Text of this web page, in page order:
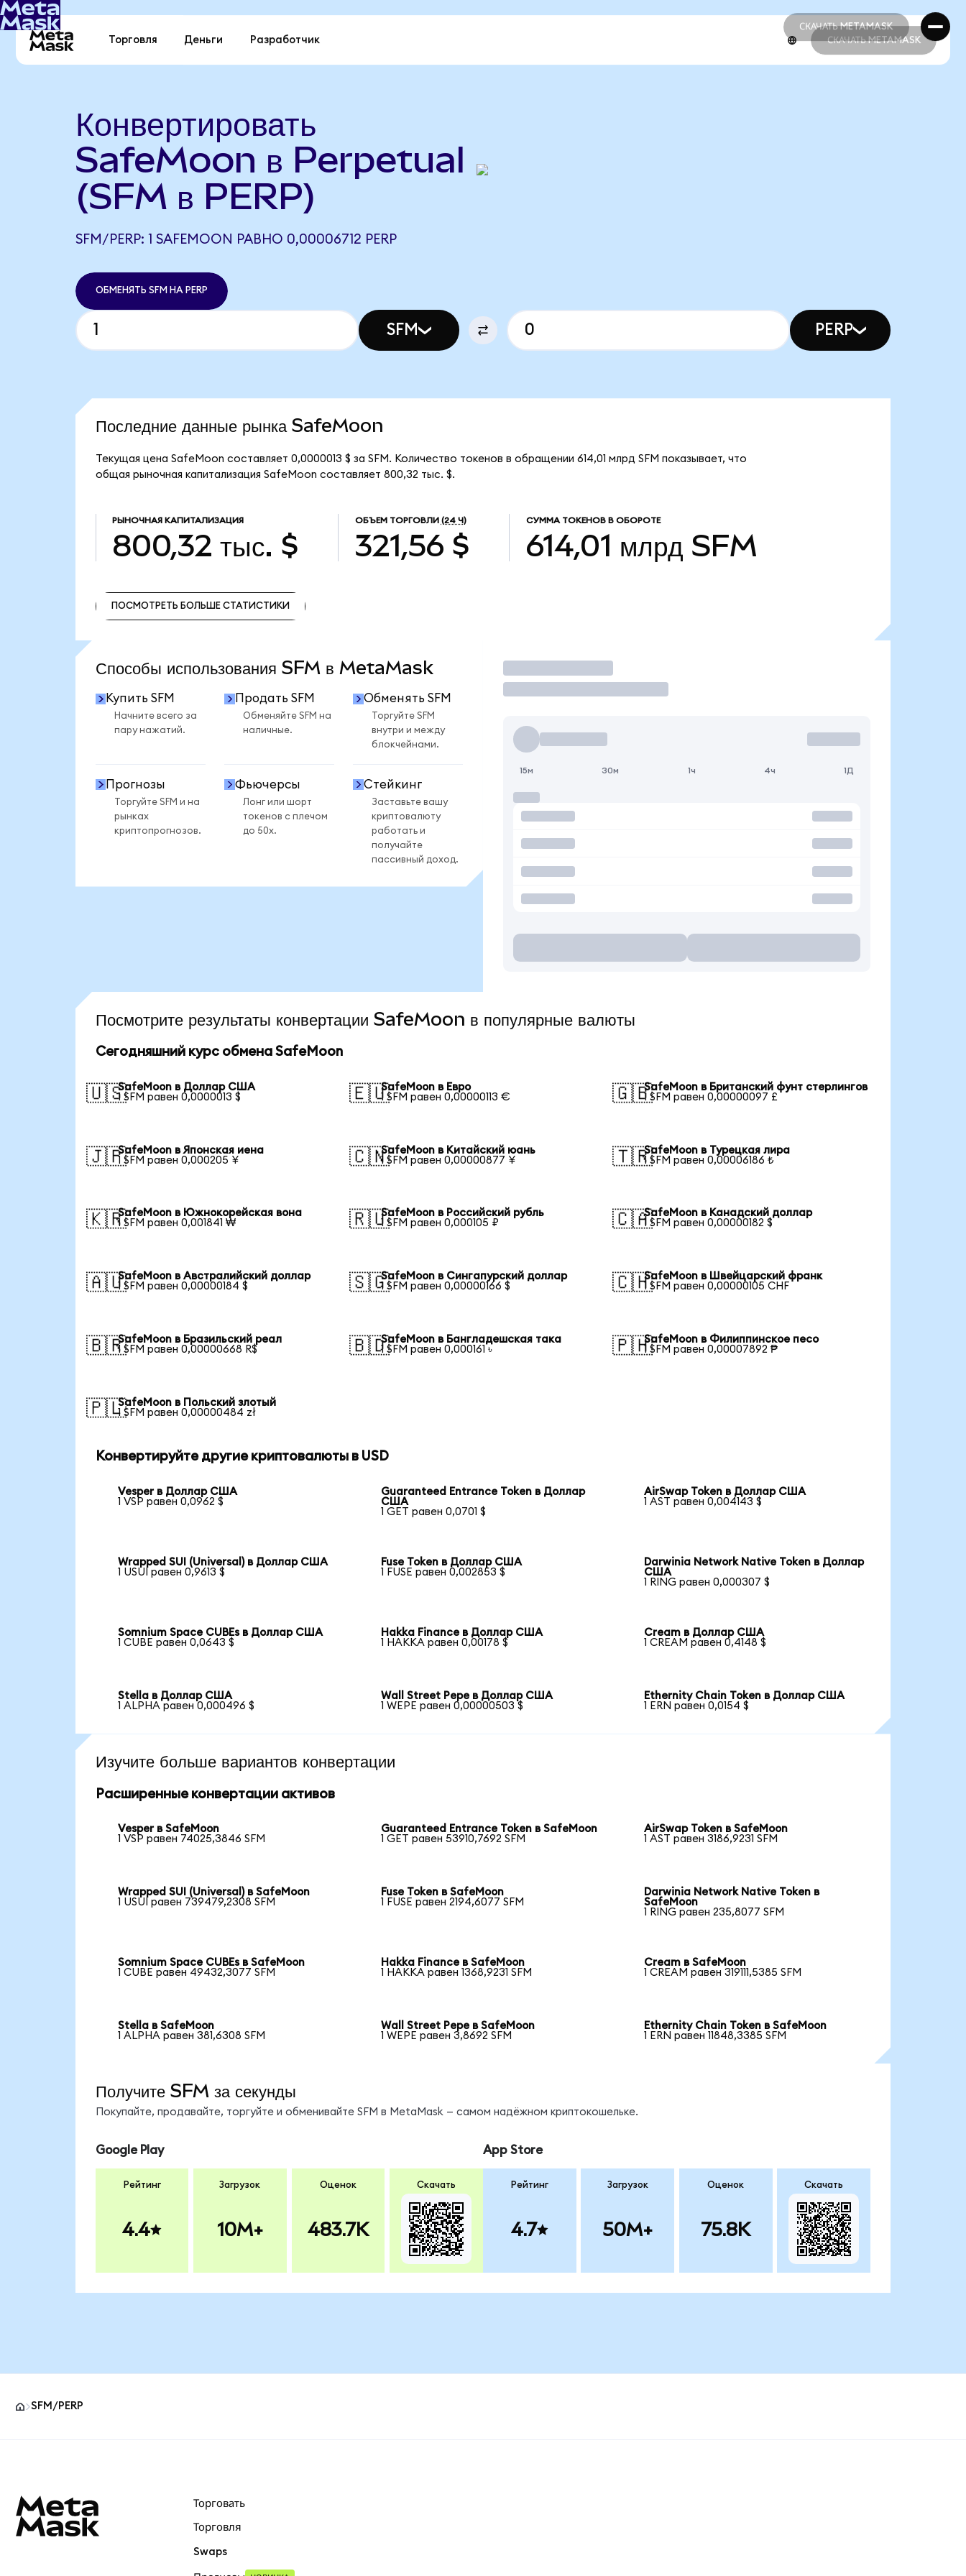
СКАЧАТЬ METAMASK
СКАЧАТЬ METAMASK
Торговля Деньги Разработчик СКАЧАТЬ METAMASK
Конвертировать
SafeMoon в Perpetual
(SFM в PERP)
SFM/PERP: 1 SAFEMOON РАВНО 0,00006712 PERP
ОБМЕНЯТЬ SFM НА PERP
SFM PERP
Последние данные рынка SafeMoon
Текущая цена SafeMoon составляет 0,0000013 $ за SFM. Количество токенов в обращении 614,01 млрд SFM показывает, что
общая рыночная капитализация SafeMoon составляет 800,32 тыс. $.
РЫНОЧНАЯ КАПИТАЛИЗАЦИЯ
800,32 тыс. $
ОБЪЕМ ТОРГОВЛИ (24 Ч)
321,56 $
СУММА ТОКЕНОВ В ОБОРОТЕ
614,01 млрд SFM
ПОСМОТРЕТЬ БОЛЬШЕ СТАТИСТИКИ
Способы использования SFM в MetaMask
Купить SFM
Начните всего за
пару нажатий.
Продать SFM
Обменяйте SFM на
наличные.
Обменять SFM
Торгуйте SFM
внутри и между
блокчейнами.
Прогнозы
Торгуйте SFM и на
рынках
криптопрогнозов.
Фьючерсы
Лонг или шорт
токенов с плечом
до 50x.
Стейкинг
Заставьте вашу
криптовалюту
работать и
получайте
пассивный доход.
Торговать
15м 30м 1ч 4ч 1Д
Посмотрите результаты конвертации SafeMoon в популярные валюты
Сегодняшний курс обмена SafeMoon
🇺🇸SafeMoon в Доллар США
1 SFM равен 0,0000013 $
🇪🇺SafeMoon в Евро
1 SFM равен 0,00000113 €
🇬🇧SafeMoon в Британский фунт стерлингов
1 SFM равен 0,00000097 £
🇯🇵SafeMoon в Японская иена
1 SFM равен 0,000205 ¥
🇨🇳SafeMoon в Китайский юань
1 SFM равен 0,00000877 ¥
🇹🇷SafeMoon в Турецкая лира
1 SFM равен 0,00006186 ₺
🇰🇷SafeMoon в Южнокорейская вона
1 SFM равен 0,001841 ₩
🇷🇺SafeMoon в Российский рубль
1 SFM равен 0,000105 ₽
🇨🇦SafeMoon в Канадский доллар
1 SFM равен 0,00000182 $
🇦🇺SafeMoon в Австралийский доллар
1 SFM равен 0,00000184 $
🇸🇬SafeMoon в Сингапурский доллар
1 SFM равен 0,00000166 $
🇨🇭SafeMoon в Швейцарский франк
1 SFM равен 0,00000105 CHF
🇧🇷SafeMoon в Бразильский реал
1 SFM равен 0,00000668 R$
🇧🇩SafeMoon в Бангладешская така
1 SFM равен 0,000161 ৳
🇵🇭SafeMoon в Филиппинское песо
1 SFM равен 0,00007892 ₱
🇵🇱SafeMoon в Польский злотый
1 SFM равен 0,00000484 zł
Конвертируйте другие криптовалюты в USD
Vesper в Доллар США
1 VSP равен 0,0962 $
Guaranteed Entrance Token в Доллар
США
1 GET равен 0,0701 $
AirSwap Token в Доллар США
1 AST равен 0,004143 $
Wrapped SUI (Universal) в Доллар США
1 USUI равен 0,9613 $
Fuse Token в Доллар США
1 FUSE равен 0,002853 $
Darwinia Network Native Token в Доллар
США
1 RING равен 0,000307 $
Somnium Space CUBEs в Доллар США
1 CUBE равен 0,0643 $
Hakka Finance в Доллар США
1 HAKKA равен 0,00178 $
Cream в Доллар США
1 CREAM равен 0,4148 $
Stella в Доллар США
1 ALPHA равен 0,000496 $
Wall Street Pepe в Доллар США
1 WEPE равен 0,00000503 $
Ethernity Chain Token в Доллар США
1 ERN равен 0,0154 $
Изучите больше вариантов конвертации
Расширенные конвертации активов
Vesper в SafeMoon
1 VSP равен 74025,3846 SFM
Guaranteed Entrance Token в SafeMoon
1 GET равен 53910,7692 SFM
AirSwap Token в SafeMoon
1 AST равен 3186,9231 SFM
Wrapped SUI (Universal) в SafeMoon
1 USUI равен 739479,2308 SFM
Fuse Token в SafeMoon
1 FUSE равен 2194,6077 SFM
Darwinia Network Native Token в
SafeMoon
1 RING равен 235,8077 SFM
Somnium Space CUBEs в SafeMoon
1 CUBE равен 49432,3077 SFM
Hakka Finance в SafeMoon
1 HAKKA равен 1368,9231 SFM
Cream в SafeMoon
1 CREAM равен 319111,5385 SFM
Stella в SafeMoon
1 ALPHA равен 381,6308 SFM
Wall Street Pepe в SafeMoon
1 WEPE равен 3,8692 SFM
Ethernity Chain Token в SafeMoon
1 ERN равен 11848,3385 SFM
Получите SFM за секунды
Покупайте, продавайте, торгуйте и обменивайте SFM в MetaMask — самом надёжном криптокошельке.
Google Play
Рейтинг
4.4
Загрузок
10M+
Оценок
483.7K
Скачать
App Store
Рейтинг
4.7
Загрузок
50M+
Оценок
75.8K
Скачать
SFM/PERP
Торговать
Торговля
Swaps